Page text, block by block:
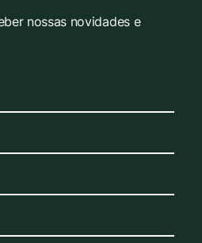
nossas novidades e